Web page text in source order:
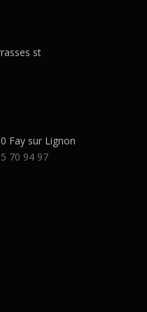
st
Fay sur Lignon
70 94 97